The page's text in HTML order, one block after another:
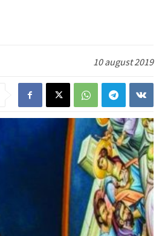
10 august 2019